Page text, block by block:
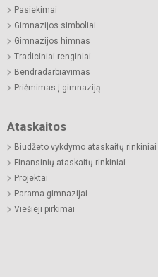
Pasiekimai
Gimnazijos simboliai
Gimnazijos himnas
Tradiciniai renginiai
Bendradarbiavimas
Priėmimas į gimnaziją
Ataskaitos
Biudžeto vykdymo ataskaitų rinkiniai
Finansinių ataskaitų rinkiniai
Projektai
Parama gimnazijai
Viešieji pirkimai